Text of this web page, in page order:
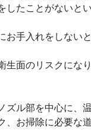
たことがないと
お手入れをしない
生面のリスクにな
ズル部を中心に、
、お掃除に必要な